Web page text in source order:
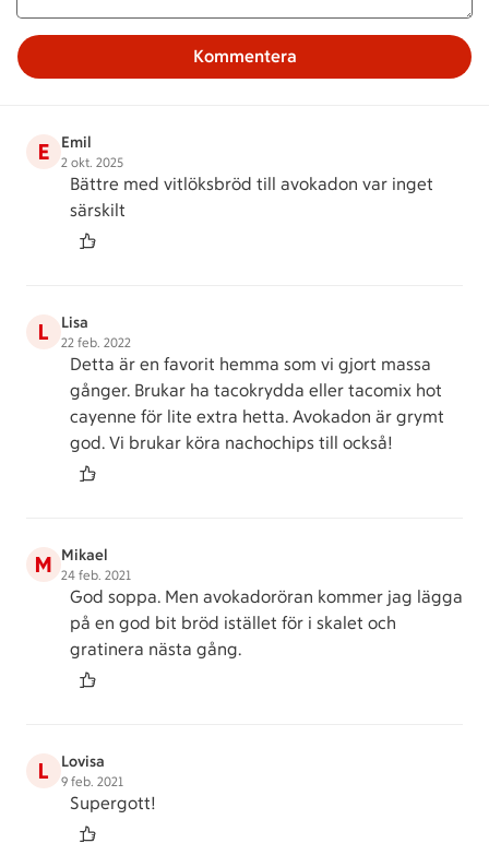
Kommentera
E Emil
2 okt. 2025
Bättre med vitlöksbröd till avokadon var inget
särskilt
L Lisa
22 feb. 2022
Detta är en favorit hemma som vi gjort massa
gånger. Brukar ha tacokrydda eller tacomix hot
cayenne för lite extra hetta. Avokadon är grymt
god. Vi brukar köra nachochips till också!
M Mikael
24 feb. 2021
God soppa. Men avokadoröran kommer jag lägga
på en god bit bröd istället för i skalet och
gratinera nästa gång.
L Lovisa
9 feb. 2021
Supergott!